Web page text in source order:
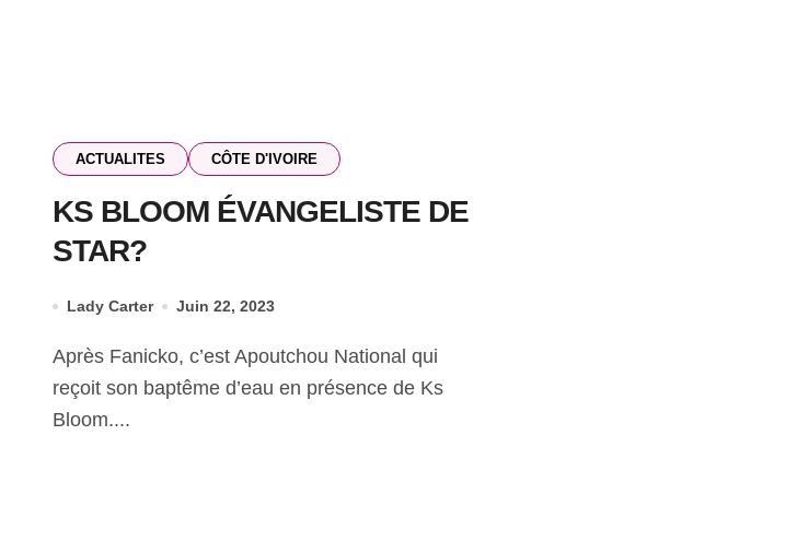
ACTUALITES CÔTE D'IVOIRE
KS BLOOM ÉVANGELISTE DE
STAR?
Lady Carter Juin 22, 2023
Après Fanicko, c’est Apoutchou National qui
reçoit son baptême d’eau en présence de Ks
Bloom....